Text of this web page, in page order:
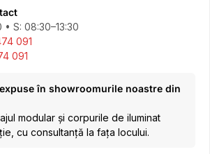
• S: 08:30–13:30
091
091
în showroomurile noastre din
modular și corpurile de iluminat
cu consultanță la fața locului.